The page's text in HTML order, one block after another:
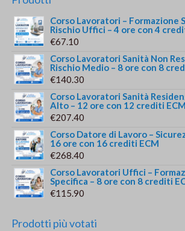
Corso Lavoratori – Formazione
Rischio Uffici – 4 ore con 4
€67.10
Corso Lavoratori Sanità Non
Rischio Medio – 8 ore con 8
€140.30
Corso Lavoratori Sanità
Alto – 12 ore con 12 crediti ECM
€207.40
Corso Datore di Lavoro –
16 ore con 16 crediti ECM
€268.40
Corso Lavoratori Uffici –
Specifica – 8 ore con 8 crediti
€115.90
Prodotti più votati